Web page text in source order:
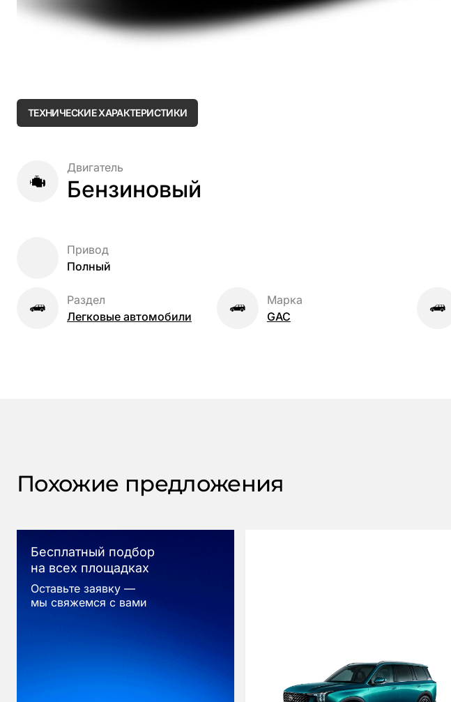
ТЕХНИЧЕСКИЕ ХАРАКТЕРИСТИКИ
Двигатель
Бензиновый
Привод
Полный
Раздел
Легковые автомобили
Марка
GAC
Похожие предложения
Бесплатный подбор
на всех площадках
Оставьте заявку —
мы свяжемся с вами